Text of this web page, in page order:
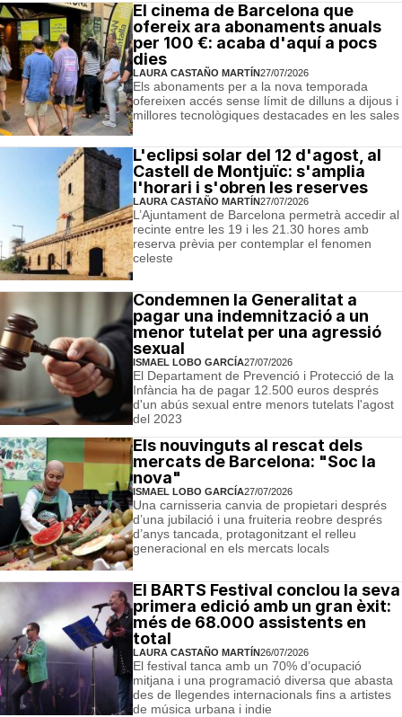
El cinema de Barcelona que
ofereix ara abonaments anuals
per 100 €: acaba d'aquí a pocs
dies
LAURA CASTAÑO MARTÍN27/07/2026
Els abonaments per a la nova temporada
ofereixen accés sense límit de dilluns a dijous i
millores tecnològiques destacades en les sales
L'eclipsi solar del 12 d'agost, al
Castell de Montjuïc: s'amplia
l'horari i s'obren les reserves
LAURA CASTAÑO MARTÍN27/07/2026
L’Ajuntament de Barcelona permetrà accedir al
recinte entre les 19 i les 21.30 hores amb
reserva prèvia per contemplar el fenomen
celeste
Condemnen la Generalitat a
pagar una indemnització a un
menor tutelat per una agressió
sexual
ISMAEL LOBO GARCÍA27/07/2026
El Departament de Prevenció i Protecció de la
Infància ha de pagar 12.500 euros després
d'un abús sexual entre menors tutelats l'agost
del 2023
Els nouvinguts al rescat dels
mercats de Barcelona: "Soc la
nova"
ISMAEL LOBO GARCÍA27/07/2026
Una carnisseria canvia de propietari després
d’una jubilació i una fruiteria reobre després
d’anys tancada, protagonitzant el relleu
generacional en els mercats locals
El BARTS Festival conclou la seva
primera edició amb un gran èxit:
més de 68.000 assistents en
total
LAURA CASTAÑO MARTÍN26/07/2026
El festival tanca amb un 70% d’ocupació
mitjana i una programació diversa que abasta
des de llegendes internacionals fins a artistes
de música urbana i indie